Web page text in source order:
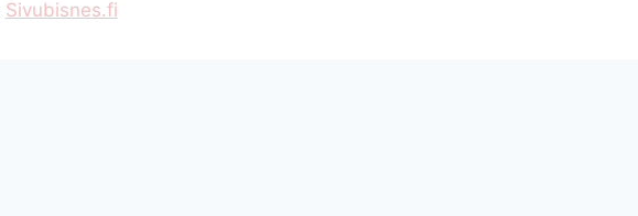
Sivubisnes.fi